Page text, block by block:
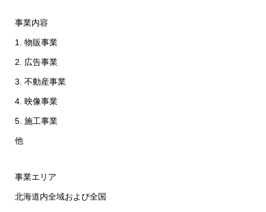
事業内容
1. 物販事業
2. 広告事業
3. 不動産事業
4. 映像事業
5. 施工事業
他
事業エリア
北海道内全域および全国